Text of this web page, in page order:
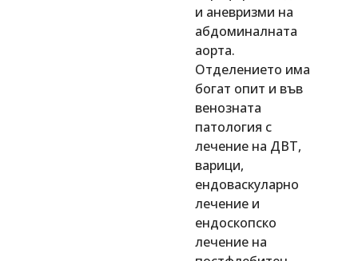
и аневризми на
абдоминалната
аорта.
Отделението има
богат опит и във
венозната
патология с
лечение на ДВТ,
варици,
ендоваскуларно
лечение и
ендоскопско
лечение на